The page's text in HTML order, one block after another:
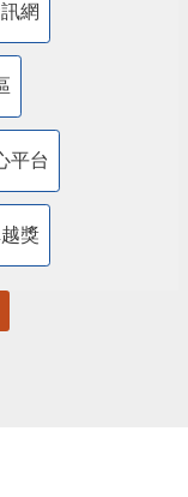
網
平台
獎